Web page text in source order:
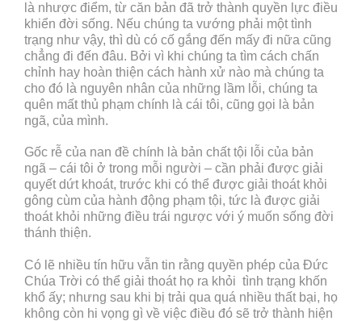
là nhược điểm, từ căn bản đã trở thành quyền lực điều
khiển đời sống. Nếu chúng ta vướng phải một tình
trạng như vậy, thì dù có cố gắng đến mấy đi nữa cũng
chẳng đi đến đâu. Bởi vì khi chúng ta tìm cách chấn
chỉnh hay hoàn thiện cách hành xử nào mà chúng ta
cho đó là nguyên nhân của những lầm lỗi, chúng ta
quên mất thủ phạm chính là cái tôi, cũng gọi là bản
ngã, của mình.
Gốc rễ của nan đề chính là bản chất tội lỗi của bản
ngã – cái tôi ở trong mỗi người – cần phải được giải
quyết dứt khoát, trước khi có thể được giải thoát khỏi
gông cùm của hành động phạm tội, tức là được giải
thoát khỏi những điều trái ngược với ý muốn sống đời
thánh thiện.
Có lẽ nhiều tín hữu vẫn tin rằng quyền phép của Đức
Chúa Trời có thể giải thoát họ ra khỏi tình trạng khốn
khổ ấy; nhưng sau khi bị trải qua quá nhiều thất bại, họ
không còn hi vọng gì về việc điều đó sẽ trở thành hiện